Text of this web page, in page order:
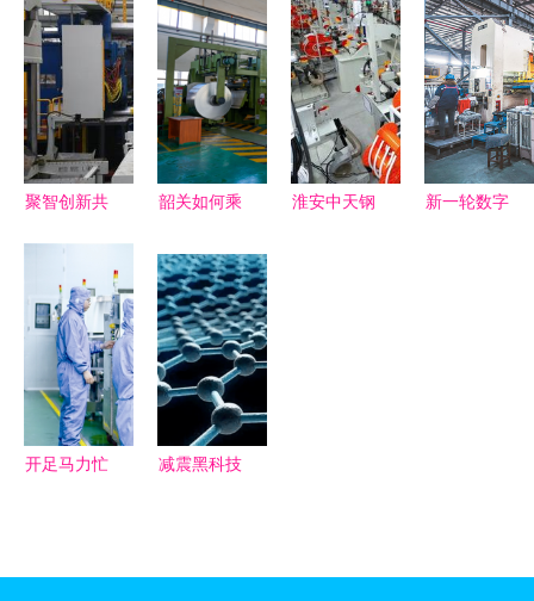
技术研发的
前沿探索
技创新 关
键词
动高水平科
技创新 区
政协深入企
业开展新材
料技术研发
专题调研
期投用 阻
燃新技术助
推新能源汽
车安全升级
聚智创新共
州干群热议
以新技术研
发赋能高质
量发展——
党的二十届
三中全会点
韶关如何乘
研发东风，
再造产业新
格局？
淮安中天钢
新一轮数字
开足马力忙
减震黑科技